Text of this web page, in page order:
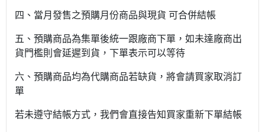
四、當月發售之預購月份商品與現貨 可合併結帳
五、預購商品為集單後統一跟廠商下單，如未達廠商出
貨門檻則會延遲到貨，下單表示可以等待
六、預購商品均為代購商品若缺貨，將會請買家取消訂
單
若未遵守結帳方式，我們會直接告知買家重新下單結帳